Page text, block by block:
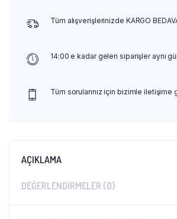
Tüm alışverişlerinizde KARGO
14:00 e kadar gelen siparişler aynı
Tüm sorularınız için bizimle iletişime
AÇIKLAMA
DEĞERLENDIRMELER (0)